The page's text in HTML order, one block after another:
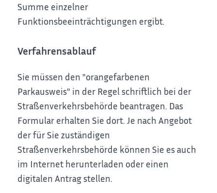
Summe einzelner
Funktionsbeeinträchtigungen ergibt.
Verfahrensablauf
Sie müssen den "orangefarbenen
Parkausweis" in der Regel schriftlich bei der
Straßenverkehrsbehörde beantragen. Das
Formular erhalten Sie dort. Je nach Angebot
der für Sie zuständigen
Straßenverkehrsbehörde können Sie es auch
im Internet herunterladen oder einen
digitalen Antrag stellen.